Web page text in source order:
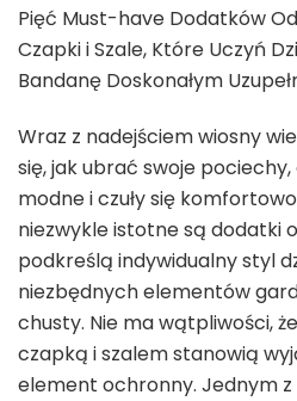
Pięć Must-have Dodatków
Czapki i Szale, Które Uczyń
Bandanę Doskonałym
Wraz z nadejściem wiosny
się, jak ubrać swoje
modne i czuły się
niezwykle istotne są dodatki
podkreślą indywidualny styl
niezbędnych elementów
chusty. Nie ma wątpliwości,
czapką i szalem stanowią
element ochronny. Jednym z